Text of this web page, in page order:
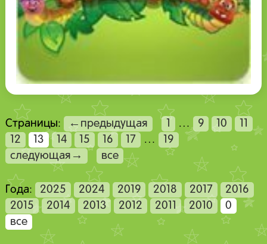
Страницы: ←предыдущая 1 … 9 10
11
12
13 14 15 16 17 …
19
следующая→
все
Года: 2025 2024 2019 2018 2017
2016
2015
2014 2013 2012 2011 2010
0
все